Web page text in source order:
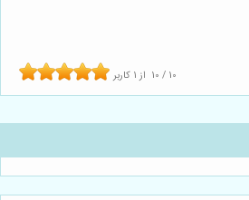
10 / 10 از 1 کاربر